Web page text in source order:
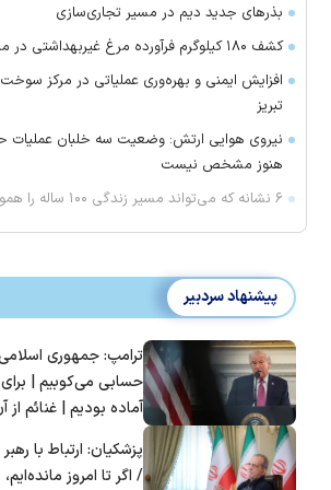
بذرهای جدید دیم در مسیر تجاری‌سازی
کشف ۱۸۰ کیلوگرم فرآورده‌ مرغ غیربهداشتی در میانه
افزایش ایمنی و بهره‌وری عملیاتی در مرکز
تبریز
نیروی هوایی ارتش: وضعیت سه خلبان عملیات
هنوز مشخص نیست
۶ نشانه که می‌تواند مسیر زندگی ۱۰۰ ساله را هموار کند
پیشنهاد سردبیر
ترامپ: جمهوری
حسابی می‌کوبیم |
آماده بودیم | غنائم
پزشکیان: ارتباط با
/ اگر تا امروز